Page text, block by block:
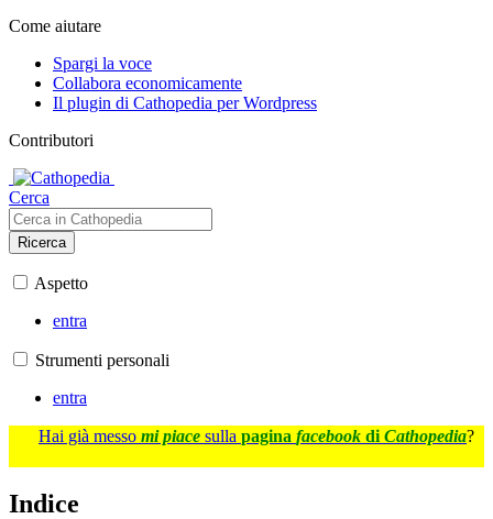
Come aiutare
Spargi la voce
Collabora economicamente
Il plugin di Cathopedia per Wordpress
Contributori
Cerca
Ricerca
Aspetto
entra
Strumenti personali
entra
Hai già messo mi piace sulla pagina facebook di Cathopedia?
Indice